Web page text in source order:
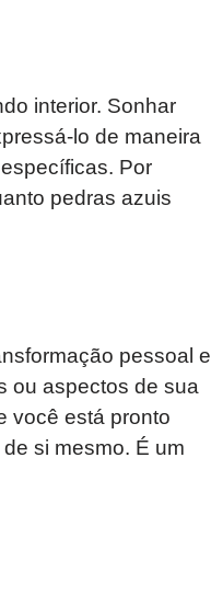
interior. Sonhar
lo de maneira
Por
pedras azuis
pessoal e
ou aspectos de sua
você está pronto
si mesmo. É um